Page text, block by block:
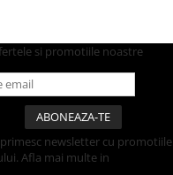
si
si promotiile noastre
newsletter cu promotiile
Afla mai multe in